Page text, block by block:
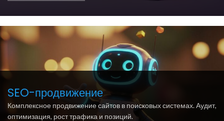
SEO-продвижение
Комплексное продвижение сайтов в поисковых системах. Аудит,
оптимизация, рост трафика и позиций.